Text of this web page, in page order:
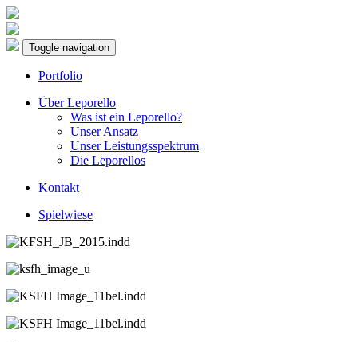
Toggle navigation
Portfolio
Über Leporello
Was ist ein Leporello?
Unser Ansatz
Unser Leistungsspektrum
Die Leporellos
Kontakt
Spielwiese